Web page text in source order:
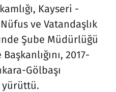
Kayseri -
ve Vatandaşlık
Şube Müdürlüğü
2017-
Gölbaşı
yürüttü.